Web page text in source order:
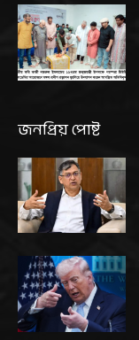
জনপ্রিয় পোষ্ট